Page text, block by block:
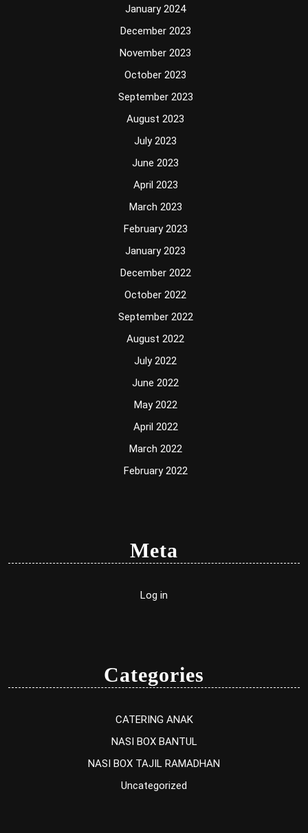
January 2024
December 2023
November 2023
October 2023
September 2023
August 2023
July 2023
June 2023
April 2023
March 2023
February 2023
January 2023
December 2022
October 2022
September 2022
August 2022
July 2022
June 2022
May 2022
April 2022
March 2022
February 2022
Meta
Log in
Categories
CATERING ANAK
NASI BOX BANTUL
NASI BOX TAJIL RAMADHAN
Uncategorized